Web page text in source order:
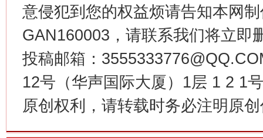
意侵犯到您的权益烦请告知本网
GAN160003，请联系我们将立即
投稿邮箱：
12号（华声国际大厦）1层 1 2 1
原创权利，请转载时务必注明原
解纷+调解+退费，一次搞定